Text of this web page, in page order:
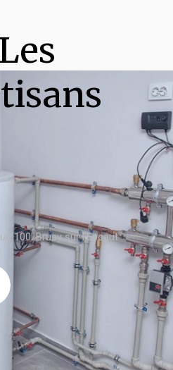
Les
100l Bruay sur l'Escaut